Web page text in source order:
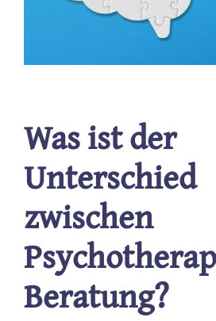
Was ist der
Unterschied
zwischen
Beratung?